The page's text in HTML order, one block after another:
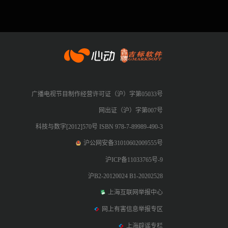
广播电视节目制作经营许可证（沪）字第05033号
网出证（沪）字第007号
科技与数字[2012]570号 ISBN 978-7-89989-490-3
沪公网安备31010602009555号
沪ICP备11033765号-9
沪B2-20120024 B1-20202528
上海互联网举报中心
网上有害信息举报专区
上海辟谣专栏
心动网络